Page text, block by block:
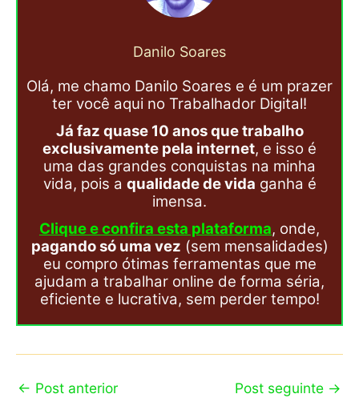
Danilo Soares
Olá, me chamo Danilo Soares e é um prazer
ter você aqui no Trabalhador Digital!
Já faz quase 10 anos que trabalho
exclusivamente pela internet, e isso é
uma das grandes conquistas na minha
vida, pois a qualidade de vida ganha é
imensa.
Clique e confira esta plataforma, onde,
pagando só uma vez (sem mensalidades)
eu compro ótimas ferramentas que me
ajudam a trabalhar online de forma séria,
eficiente e lucrativa, sem perder tempo!
← Post anterior Post seguinte →